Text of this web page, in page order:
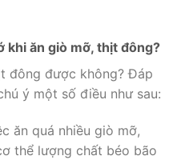
khi ăn giò mỡ, thịt đông?
đông được không? Đáp
ý một số điều như sau:
ăn quá nhiều giò mỡ,
thể lượng chất béo bão